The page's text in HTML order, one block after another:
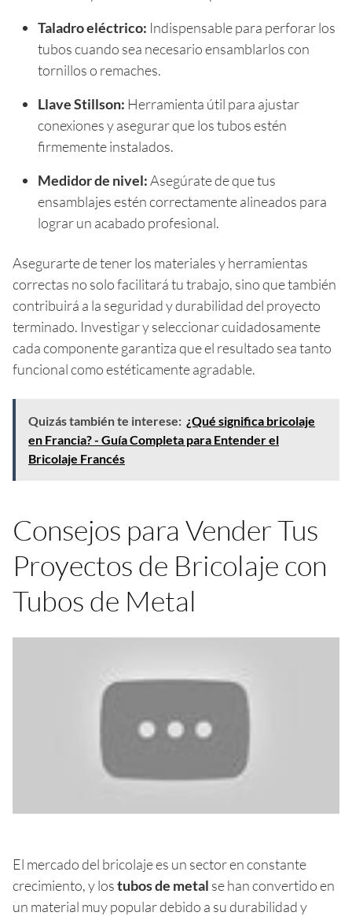
Taladro eléctrico: Indispensable para perforar los
tubos cuando sea necesario ensamblarlos con
tornillos o remaches.
Llave Stillson: Herramienta útil para ajustar
conexiones y asegurar que los tubos estén
firmemente instalados.
Medidor de nivel:Asegúrate de que tus
ensamblajes estén correctamente alineados para
lograr un acabado profesional.
Asegurarte de tener los materiales y herramientas
correctas no solo facilitará tu trabajo, sino que también
contribuirá a la seguridad y durabilidad del proyecto
terminado. Investigar y seleccionar cuidadosamente
cada componente garantiza que el resultado sea tanto
funcional como estéticamente agradable.
Quizás también te interese: ¿Qué significa bricolaje
en Francia? - Guía Completa para Entender el
Bricolaje Francés
Consejos para Vender Tus
Proyectos de Bricolaje con
Tubos de Metal
El mercado del bricolaje es un sector en constante
crecimiento, y lostubos de metal se han convertido en
un material muy popular debido a su durabilidad y